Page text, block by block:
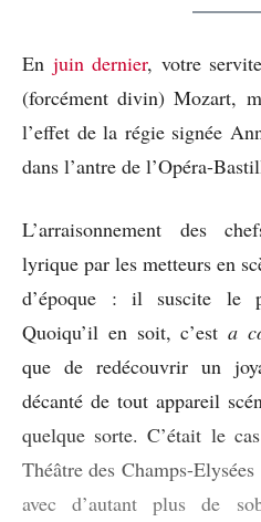
En juin dernier, votre
(forcément divin) Mozart,
l’effet de la régie signée
dans l’antre de l’Opéra-
L’arraisonnement des
lyrique par les metteurs en
d’époque : il suscite le
Quoiqu’il en soit, c’est a
que de redécouvrir un
décanté de tout appareil
quelque sorte. C’était le
Théâtre des Champs-
avec d’autant plus de